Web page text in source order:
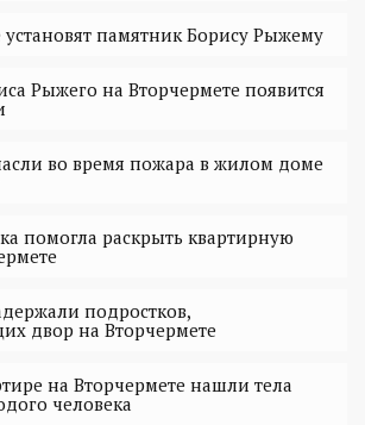
установят памятник Борису Рыжему
Рыжего на Вторчермете появится
во время пожара в жилом доме
помогла раскрыть квартирную
подростков,
двор на Вторчермете
на Вторчермете нашли тела
человека